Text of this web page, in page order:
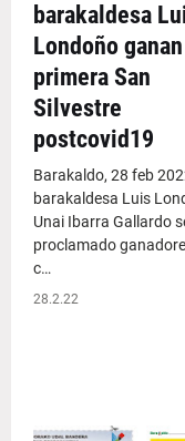
barakaldesa
Londoño
primera San
Silvestre
postcovid19
Barakaldo, 28 feb
barakaldesa Luis
Unai Ibarra Gallardo
proclamado
c…
28.2.22